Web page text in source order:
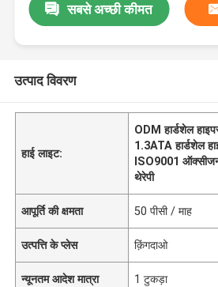
सबसे अच्छी कीमत
उत्पाद विवरण
हाई लाइट:
ODM हार्डशेल
1.3ATA हार्डशेल
ISO9001 ऑक्सीजन
थेरेपी
आपूर्ति की क्षमता 50 पीसी / माह
उत्पत्ति के प्लेस क़िंगदाओ
न्यूनतम आदेश मात्रा 1 टुकड़ा